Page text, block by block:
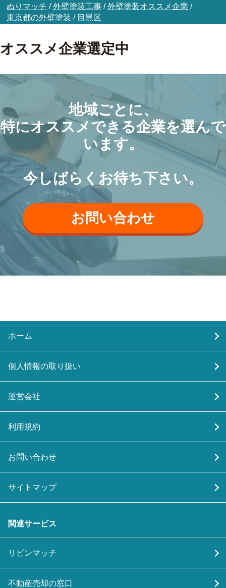
ぬりマッチ /外壁塗装工事 /外壁塗装オススメ企業 /
東京都の外壁塗装 / 目黒区
オススメ企業選定中
地域ごとに、
特にオススメできる企業を選んで
います。
今しばらくお待ち下さい。
お問い合わせ
ホーム
個人情報の取り扱い
運営会社
利用規約
お問い合わせ
サイトマップ
関連サービス
リビンマッチ
不動産売却の窓口